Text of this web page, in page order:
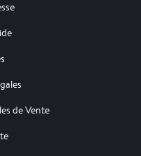
de Vente